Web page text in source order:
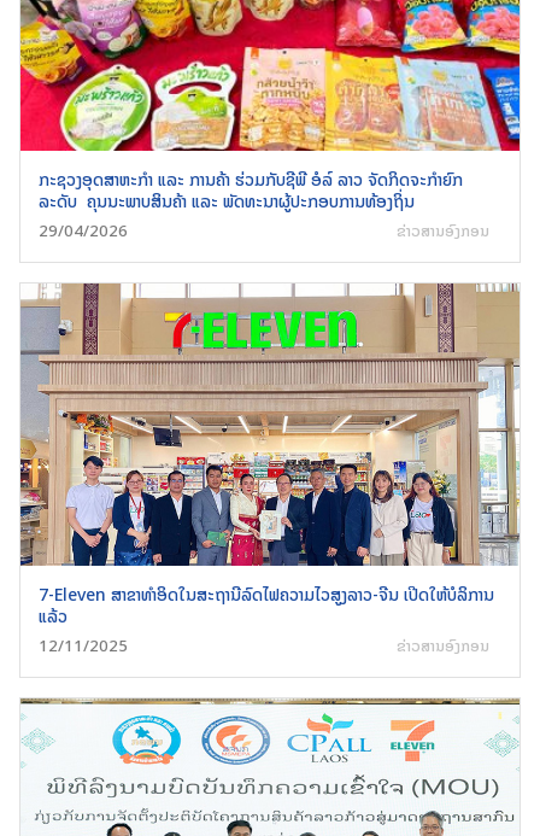
Search
for:
ກະຊວງອຸດສາຫະກໍາ ແລະ ການຄ້າ ຮ່ວມກັບຊີພີ ອໍລ໌ ລາວ ຈັດກິດຈະກໍາຍົກ
ລະດັບ ຄຸນນະພາບສິນຄ້າ ແລະ ພັດທະນາຜູ້ປະກອບການທ້ອງຖິ່ນ
29/04/2026 ຂ່າວສານອົງກອນ
7-Eleven ສາຂາທຳອິດໃນສະຖານີລົດໄຟຄວາມໄວສູງລາວ-ຈີນ ເປີດໃຫ້ບໍລິການ
ແລ້ວ
12/11/2025 ຂ່າວສານອົງກອນ